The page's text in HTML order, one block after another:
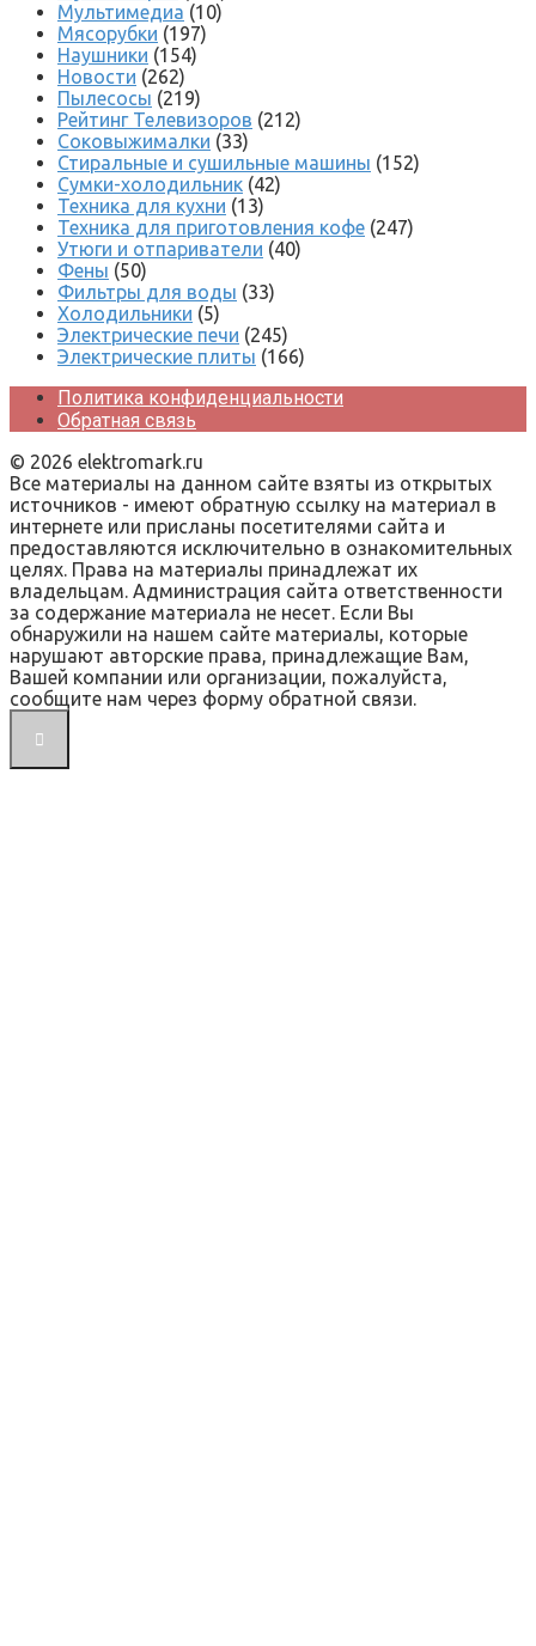
Мультимедиа (10)
Мясорубки (197)
Наушники (154)
Новости (262)
Пылесосы (219)
Рейтинг Телевизоров (212)
Соковыжималки (33)
Стиральные и сушильные машины (152)
Сумки-холодильник (42)
Техника для кухни (13)
Техника для приготовления кофе (247)
Утюги и отпариватели (40)
Фены (50)
Фильтры для воды (33)
Холодильники (5)
Электрические печи (245)
Электрические плиты (166)
Политика конфиденциальности
Обратная связь
© 2026 elektromark.ru
Все материалы на данном сайте взяты из открытых
источников - имеют обратную ссылку на материал в
интернете или присланы посетителями сайта и
предоставляются исключительно в ознакомительных
целях. Права на материалы принадлежат их
владельцам. Администрация сайта ответственности
за содержание материала не несет. Если Вы
обнаружили на нашем сайте материалы, которые
нарушают авторские права, принадлежащие Вам,
Вашей компании или организации, пожалуйста,
сообщите нам через форму обратной связи.